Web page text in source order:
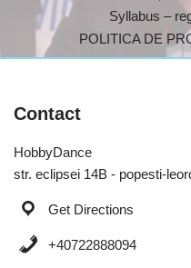
Syllabus –
POLITICA DE
Contact
HobbyDance
str. eclipsei 14B - popesti-
Get Directions
+40722888094